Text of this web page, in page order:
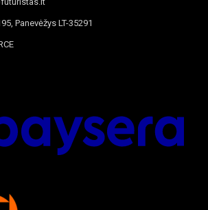
Panevėžys LT-35291